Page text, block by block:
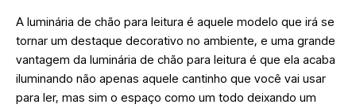
A luminária de chão para leitura é aquele modelo que irá se
tornar um destaque decorativo no ambiente, e uma grande
vantagem da luminária de chão para leitura é que ela acaba
iluminando não apenas aquele cantinho que você vai usar
para ler, mas sim o espaço como um todo deixando um